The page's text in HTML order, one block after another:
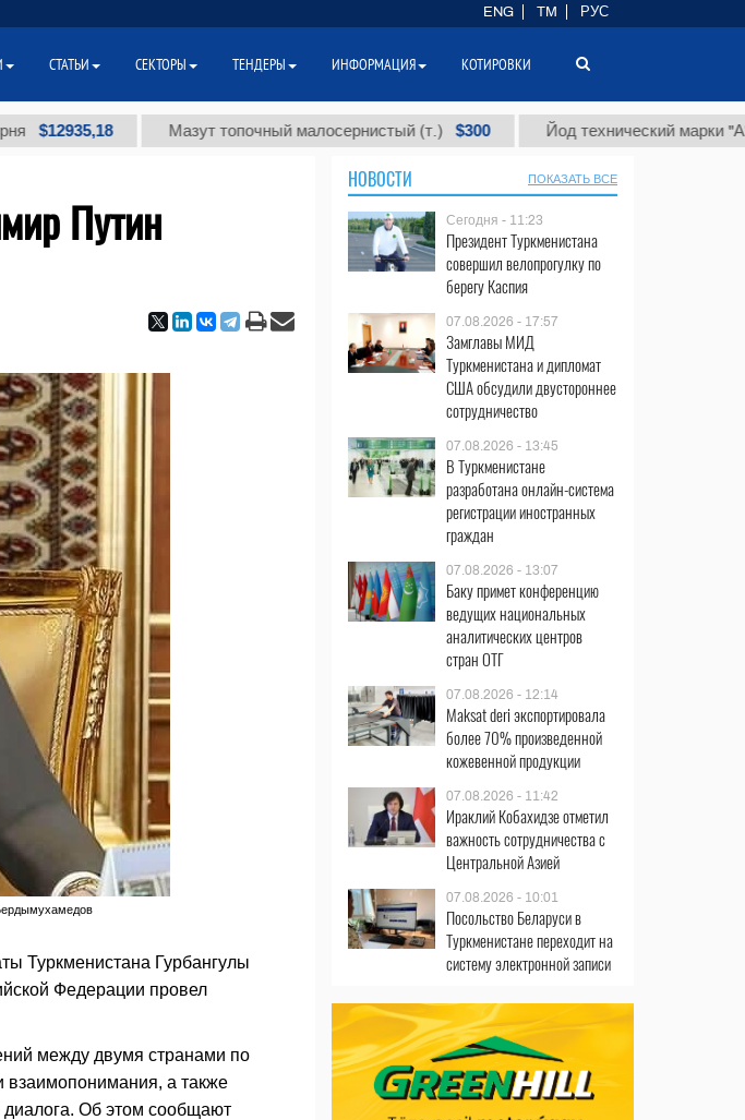
Мазут топочный малосернистый (т.) $300 Йод технический марки "А" (т.)
Путин
Туркменистана Гурбангулы
Федерации провел
между двумя странами по
а также
диалога. Об этом сообщают
НОВОСТИ ПОКАЗАТЬ ВСЕ
Сегодня - 11:23
Президент Туркменистана
совершил велопрогулку по
берегу Каспия
07.08.2026 - 17:57
Замглавы МИД
Туркменистана и дипломат
США обсудили двустороннее
сотрудничество
07.08.2026 - 13:45
В Туркменистане
разработана онлайн-система
регистрации иностранных
граждан
07.08.2026 - 13:07
Баку примет конференцию
ведущих национальных
аналитических центров
стран ОТГ
07.08.2026 - 12:14
Maksat deri экспортировала
более 70% произведенной
кожевенной продукции
07.08.2026 - 11:42
Ираклий Кобахидзе отметил
важность сотрудничества с
Центральной Азией
07.08.2026 - 10:01
Посольство Беларуси в
Туркменистане переходит на
систему электронной записи
ENG TM РУС
СТАТЬИ СЕКТОРЫ ТЕНДЕРЫ ИНФОРМАЦИЯ КОТИРОВКИ